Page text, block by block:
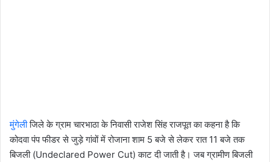
मुंगेलीजिले के ग्राम चारभाठा के निवासी राजेश सिंह राजपूत का कहना है कि
कोदवा पंप फीडर से जुड़े गांवों में रोजाना शाम 5 बजे से लेकर रात 11 बजे तक
बिजली (Undeclared Power Cut) काट दी जाती है। जब ग्रामीण बिजली